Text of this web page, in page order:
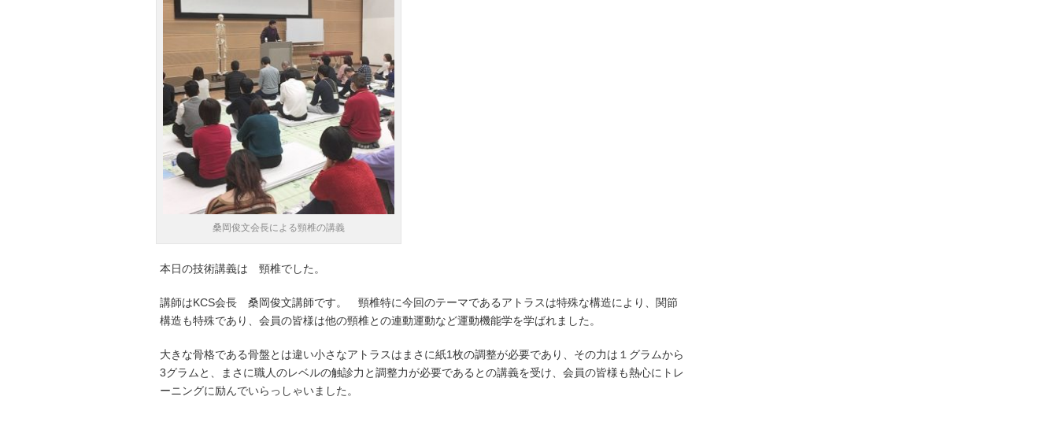
桑岡俊文会長による頸椎の講義
本日の技術講義は 頸椎でした。
講師はKCS会長 桑岡俊文講師です。 頸椎特に今回のテーマであるアトラスは特殊な構造により、関節
構造も特殊であり、会員の皆様は他の頸椎との連動運動など運動機能学を学ばれました。
大きな骨格である骨盤とは違い小さなアトラスはまさに紙1枚の調整が必要であり、その力は１グラムから
3グラムと、まさに職人のレベルの触診力と調整力が必要であるとの講義を受け、会員の皆様も熱心にトレ
ーニングに励んでいらっしゃいました。